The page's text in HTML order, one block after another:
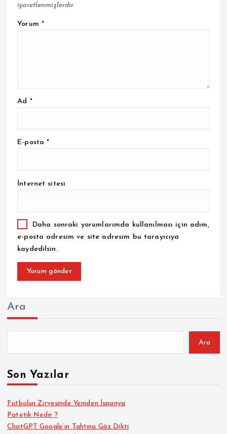
işaretlenmişlerdir
Yorum *
Ad *
E-posta*
İnternet sitesi
Daha sonraki yorumlarımda kullanılması için adım,
e-posta adresim ve site adresim bu tarayıcıya
kaydedilsin.
Ara
Ara
Son Yazılar
Futbolun Zirvesinde Yeniden İspanya
Patetik Nedir ?
ChatGPT Google’ın Tahtına Göz Dikti